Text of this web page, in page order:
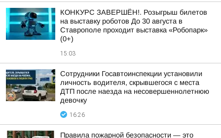
КОНКУРС ЗАВЕРШЁН!. Розыгрыш билетов
на выставку роботов До 30 августа в
Ставрополе проходит выставка «Робопарк»
(0+)
15:03
Сотрудники Госавтоинспекции установили
личность водителя, скрывшегося с места
ДТП после наезда на несовершеннолетнюю
девочку
16:26
Правила пожарной безопасности — это